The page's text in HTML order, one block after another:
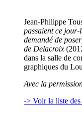
Jean-Philippe
passaient ce
demandé de
de Delacroix
dans la salle de
graphiques du
Avec la
-> Voir la liste